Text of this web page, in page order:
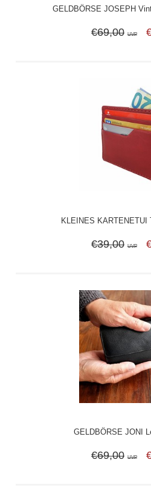
GELDBÖRSE JOSEPH
€69,00 UVP
KLEINES KARTENETUI
€39,00 UVP
GELDBÖRSE JONI
€69,00 UVP